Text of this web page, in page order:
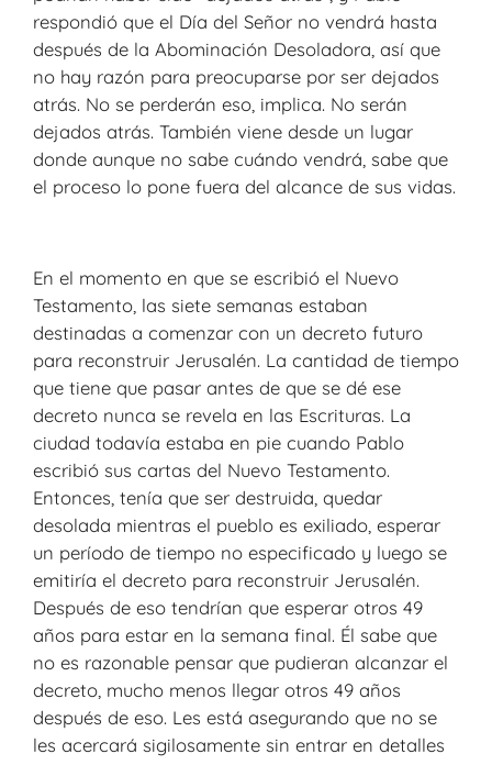
respondió que el Día del Señor no vendrá hasta
después de la Abominación Desoladora, así que
no hay razón para preocuparse por ser dejados
atrás. No se perderán eso, implica. No serán
dejados atrás. También viene desde un lugar
donde aunque no sabe cuándo vendrá, sabe que
el proceso lo pone fuera del alcance de sus vidas.
En el momento en que se escribió el Nuevo
Testamento, las siete semanas estaban
destinadas a comenzar con un decreto futuro
para reconstruir Jerusalén. La cantidad de tiempo
que tiene que pasar antes de que se dé ese
decreto nunca se revela en las Escrituras. La
ciudad todavía estaba en pie cuando Pablo
escribió sus cartas del Nuevo Testamento.
Entonces, tenía que ser destruida, quedar
desolada mientras el pueblo es exiliado, esperar
un período de tiempo no especificado y luego se
emitiría el decreto para reconstruir Jerusalén.
Después de eso tendrían que esperar otros 49
años para estar en la semana final. Él sabe que
no es razonable pensar que pudieran alcanzar el
decreto, mucho menos llegar otros 49 años
después de eso. Les está asegurando que no se
les acercará sigilosamente sin entrar en detalles